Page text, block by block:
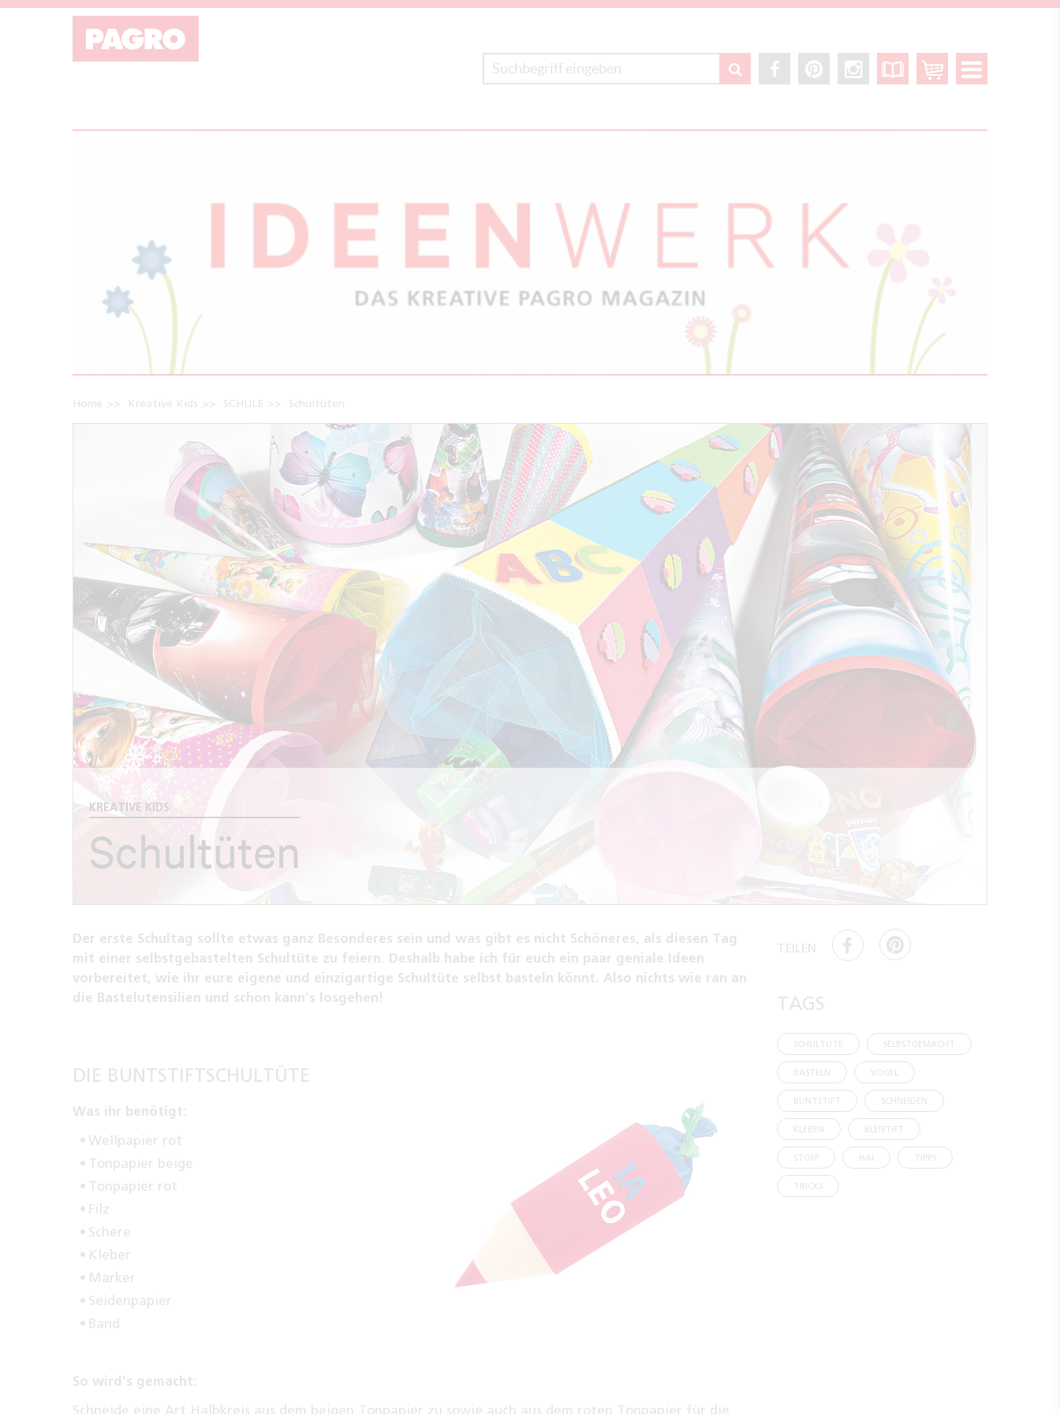
Home Kreative Kids SCHULE Schultüten
KREATIVE KIDS
Schultüten
Der erste Schultag sollte etwas ganz Besonderes sein und was gibt es nicht Schöneres, als diesen Tag
mit einer selbstgebastelten Schultüte zu feiern. Deshalb habe ich für euch ein paar geniale Ideen
vorbereitet, wie ihr eure eigene und einzigartige Schultüte selbst basteln könnt. Also nichts wie ran an
die Bastelutensilien und schon kann’s losgehen!
DIE BUNTSTIFTSCHULTÜTE
Was ihr benötigt:
Wellpapier rot
Tonpapier beige
Tonpapier rot
Filz
Schere
Kleber
Marker
Seidenpapier
Band
So wird's gemacht:
Schneide eine Art Halbkreis aus dem beigen Tonpapier zu sowie auch aus dem roten Tonpapier für die
TEILEN
TAGS
SCHULTÜTE SELBSTGEMACHT
BASTELN VOGEL
BUNTSTIFT SCHNEIDEN
KLEBEN BLEISTIFT
STOFF HAI TIPPS
TRICKS